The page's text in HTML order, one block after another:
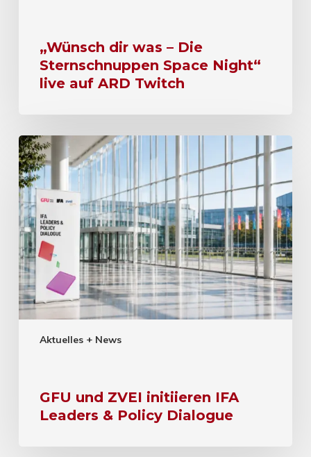
„Wünsch dir was – Die
Sternschnuppen Space Night“
live auf ARD Twitch
Aktuelles + News
GFU und ZVEI initiieren IFA
Leaders & Policy Dialogue